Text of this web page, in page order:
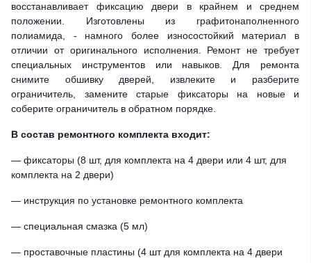
восстанавливает фиксацию двери в крайнем и среднем
положении. Изготовлены из графитонаполненного
полиамида, - намного более износостойкий материал в
отличии от оригинального исполнения. Ремонт не требует
специальных инструментов или навыков. Для ремонта
снимите обшивку дверей, извлеките и разберите
ограничитель, замените старые фиксаторы на новые и
соберите ограничитель в обратном порядке.
В состав ремонтного комплекта входит:
— фиксаторы (8 шт, для комплекта на 4 двери или 4 шт, для
комплекта на 2 двери)
— инструкция по установке ремонтного комплекта
— специальная смазка (5 мл)
— проставочные пластины (4 шт для комплекта на 4 двери